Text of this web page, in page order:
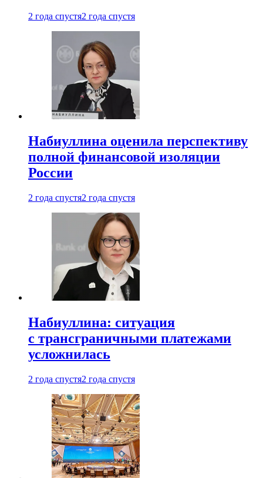
2 года спустя2 года спустя
Набиуллина оценила перспективу
полной финансовой изоляции
России
2 года спустя2 года спустя
Набиуллина: ситуация
с трансграничными платежами
усложнилась
2 года спустя2 года спустя